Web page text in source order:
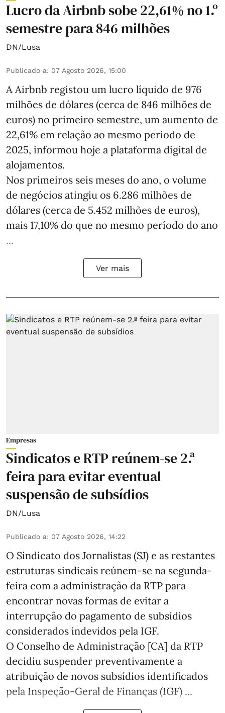
Lucro da Airbnb sobe 22,61% no 1.º
semestre para 846 milhões
DN/Lusa
Publicado a: 07 Agosto 2026, 15:00
A Airbnb registou um lucro líquido de 976
milhões de dólares (cerca de 846 milhões de
euros) no primeiro semestre, um aumento de
22,61% em relação ao mesmo período de
2025, informou hoje a plataforma digital de
alojamentos.
Nos primeiros seis meses do ano, o volume
de negócios atingiu os 6.286 milhões de
dólares (cerca de 5.452 milhões de euros),
mais 17,10% do que no mesmo período do ano
...
Ver mais
Empresas
Sindicatos e RTP reúnem-se 2.ª
feira para evitar eventual
suspensão de subsídios
DN/Lusa
Publicado a: 07 Agosto 2026, 14:22
O Sindicato dos Jornalistas (SJ) e as restantes
estruturas sindicais reúnem-se na segunda-
feira com a administração da RTP para
encontrar novas formas de evitar a
interrupção do pagamento de subsídios
considerados indevidos pela IGF.
O Conselho de Administração [CA] da RTP
decidiu suspender preventivamente a
atribuição de novos subsídios identificados
pela Inspeção-Geral de Finanças (IGF) ...